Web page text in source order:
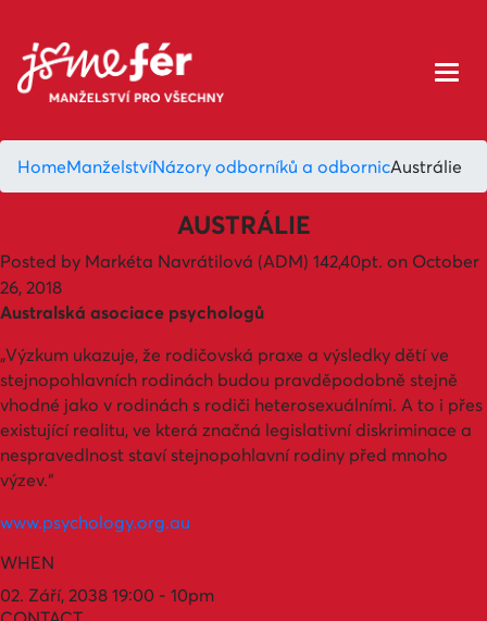
HomeManželstvíNázory odborníků a odbornicAustrálie
AUSTRÁLIE
Posted by Markéta Navrátilová (ADM) 142,40pt. on October
26, 2018
Australská asociace psychologů
„Výzkum ukazuje, že rodičovská praxe a výsledky dětí ve
stejnopohlavních rodinách budou pravděpodobně stejně
vhodné jako v rodinách s rodiči heterosexuálními. A to i přes
existující realitu, ve která značná legislativní diskriminace a
nespravedlnost staví stejnopohlavní rodiny před mnoho
výzev.“
www.psychology.org.au
WHEN
02. Září, 2038 19:00 - 10pm